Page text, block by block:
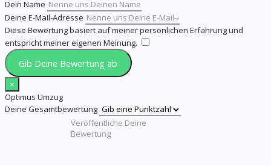
Dein Name
Deine E-Mail-Adresse
Diese Bewertung basiert auf meiner persönlichen Erfahrung und
entspricht meiner eigenen Meinung.
Gib Deine Bewertung ab
×
Optimus Umzug
Deine Gesamtbewertung